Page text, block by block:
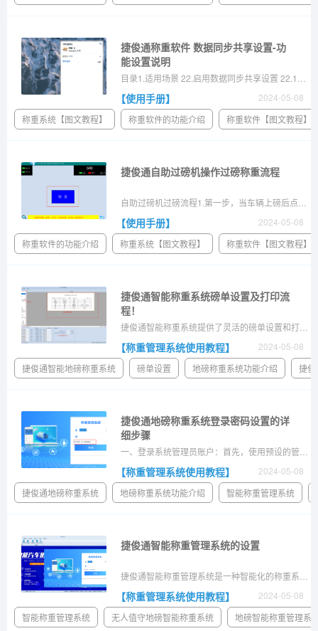
【使用手册】
捷俊通称重软件 数据同步共享设置-功
能设置说明
2024-05-08
称重系统【图文教程】 称重软件的功能介绍 称重软件【图文教程】
【使用手册】
捷俊通自助过磅机操作过磅称重流程
2024-05-08
称重软件的功能介绍 称重系统【图文教程】 称重软件【图文教程】
【称重管理系统使用教程】
捷俊通智能称重系统磅单设置及打印流
程！
2024-05-08
捷俊通智能地磅称重系统 磅单设置 地磅称重系统功能介绍 捷俊
【称重管理系统使用教程】
捷俊通地磅称重系统登录密码设置的详
细步骤
2024-05-08
捷俊通地磅称重系统 地磅称重系统功能介绍 智能称重管理系统
【称重管理系统使用教程】
捷俊通智能称重管理系统的设置
2024-05-08
智能称重管理系统 无人值守地磅智能称重系统 地磅智能称重管理系